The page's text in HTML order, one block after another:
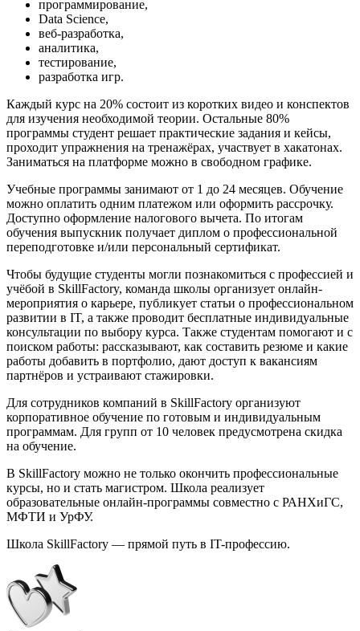
программирование,
Data Science,
веб-разработка,
аналитика,
тестирование,
разработка игр.
Каждый курс на 20% состоит из коротких видео и конспектов
для изучения необходимой теории. Остальные 80%
программы студент решает практические задания и кейсы,
проходит упражнения на тренажёрах, участвует в хакатонах.
Заниматься на платформе можно в свободном графике.
Учебные программы занимают от 1 до 24 месяцев. Обучение
можно оплатить одним платежом или оформить рассрочку.
Доступно оформление налогового вычета. По итогам
обучения выпускник получает диплом о профессиональной
переподготовке и/или персональный сертификат.
Чтобы будущие студенты могли познакомиться с профессией и
учёбой в SkillFactory, команда школы организует онлайн-
мероприятия о карьере, публикует статьи о профессиональном
развитии в IT, а также проводит бесплатные индивидуальные
консультации по выбору курса. Также студентам помогают и с
поиском работы: рассказывают, как составить резюме и какие
работы добавить в портфолио, дают доступ к вакансиям
партнёров и устраивают стажировки.
Для сотрудников компаний в SkillFactory организуют
корпоративное обучение по готовым и индивидуальным
программам. Для групп от 10 человек предусмотрена скидка
на обучение.
В SkillFactory можно не только окончить профессиональные
курсы, но и стать магистром. Школа реализует
образовательные онлайн-программы совместно с РАНХиГС,
МФТИ и УрФУ.
Школа SkillFactory — прямой путь в IT-профессию.